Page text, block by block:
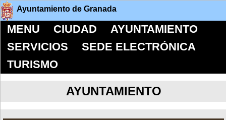
Ayuntamiento de Granada
MENU CIUDAD
AYUNTAMIENTO
SERVICIOS
SEDE ELECTRÓNICA
TURISMO
AYUNTAMIENTO